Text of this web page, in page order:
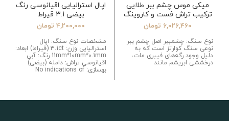
میکی موس چشم ببر طلایی
ترکیب تراش فست و کاروینگ
6,026,460 تومان
نوع سنگ: چشمببر اصل چشم ببر
نوعی سنگ کوارتز است که به
دلیل وجود رگه‌های فیبری مات،
درخششی ابریشم مانند
اپال استرالیایی اقیانوسی رنگ
بیضی 3.1 قیراط
4,200,000 تومان
مشخصات نوع سنگ: اپال
استرالیایی وزن: 3.1ct (قیراط) ابعاد:
11mm*10mm*0.1mm رنگ: آبی
اقیانوسی تراش: دامله (بیضی)
بهسازی: No indications of